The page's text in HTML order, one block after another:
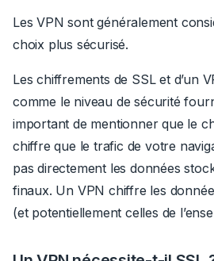
Les VPN sont généralement
choix plus sécurisé.
Les chiffrements de SSL et d’un
comme le niveau de sécurité
important de mentionner que le
chiffre que le trafic de votre
pas directement les données
finaux. Un VPN chiffre les
(et potentiellement celles de